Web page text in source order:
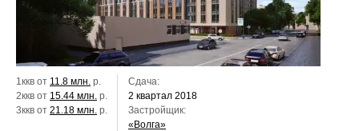
1ккв от 11.8 млн. р.
2ккв от 15.44 млн. р.
3ккв от 21.18 млн. р.
Сдача:
2 квартал 2018
Застройщик:
«Волга»